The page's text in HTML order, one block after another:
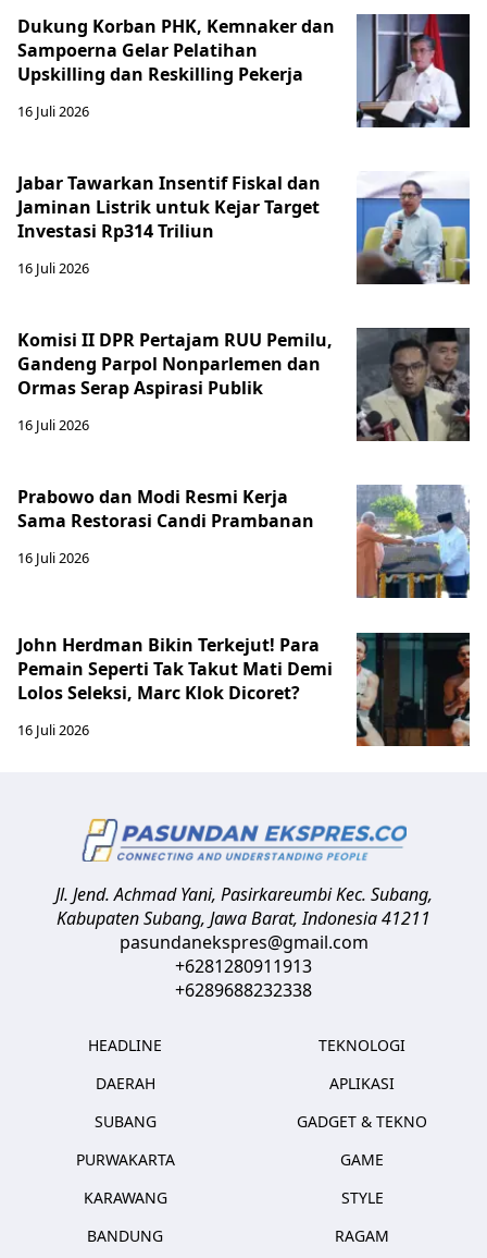
Dukung Korban PHK, Kemnaker dan
Sampoerna Gelar Pelatihan
Upskilling dan Reskilling Pekerja
16 Juli 2026
Jabar Tawarkan Insentif Fiskal dan
Jaminan Listrik untuk Kejar Target
Investasi Rp314 Triliun
16 Juli 2026
Komisi II DPR Pertajam RUU Pemilu,
Gandeng Parpol Nonparlemen dan
Ormas Serap Aspirasi Publik
16 Juli 2026
Prabowo dan Modi Resmi Kerja
Sama Restorasi Candi Prambanan
16 Juli 2026
John Herdman Bikin Terkejut! Para
Pemain Seperti Tak Takut Mati Demi
Lolos Seleksi, Marc Klok Dicoret?
16 Juli 2026
Jl. Jend. Achmad Yani, Pasirkareumbi Kec. Subang,
Kabupaten Subang, Jawa Barat,Indonesia41211
pasundanekspres@gmail.com
+6281280911913
+6289688232338
HEADLINE
DAERAH
SUBANG
PURWAKARTA
KARAWANG
BANDUNG
TEKNOLOGI
APLIKASI
GADGET & TEKNO
GAME
STYLE
RAGAM